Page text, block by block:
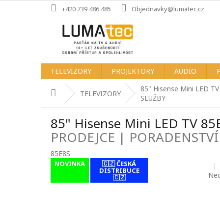
na
+420 739 486 485 Objednavky@lumatec.cz
TELEVIZORY PROJEKTORY AUDIO
Domů TELEVIZORY 85" Hisense Mini LED TV
SLUŽBY
85" Hisense Mini LED TV
PRODEJCE |
85E8S
NOVINKA 🇨🇿 ČESKÁ
DISTRIBUCE
🇨🇿